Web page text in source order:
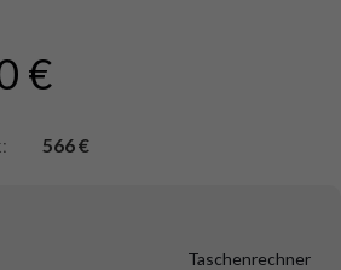
€
566 €
Taschenrechner